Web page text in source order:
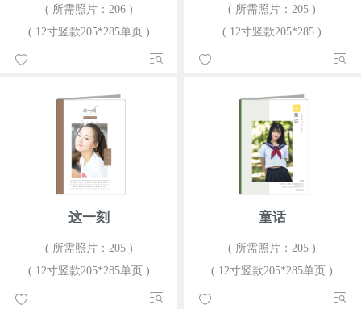
( 所需照片：206 )
( 12寸竖款205*285单页 )
( 所需照片：205 )
( 12寸竖款205*285 )
这一刻
( 所需照片：205 )
( 12寸竖款205*285单页 )
童话
( 所需照片：205 )
( 12寸竖款205*285单页 )